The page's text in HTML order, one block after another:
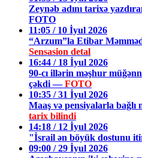
Zeynəb adını tarixə
FOTO
11:05 / 10 İyul 2026
“Arzum”la Etibar
Sensasion detal
16:44 / 18 İyul 2026
90-cı illərin məşhur
çəkdi —FOTO
10:35 / 31 İyul 2026
Maaş və pensiyalarla bağlı
tarix bilindi
14:18 / 12 İyul 2026
"İsrail ən böyük dostunu
09:00 / 29 İyul 2026